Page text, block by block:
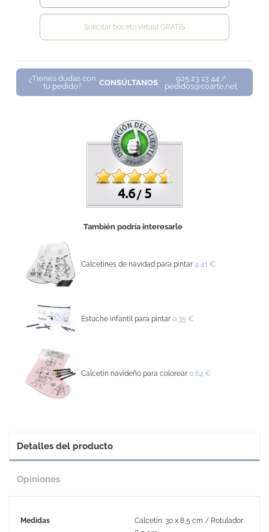
Solicitar boceto virtual GRATIS
¿Tienes dudas con
tu pedido?
CONSÚLTANOS
925 23 13 44 /
pedidos@coarte.net
4.6 /5
También podría interesarle
Calcetines de navidad para pintar 4,41 €
Estuche infantil para pintar 0,35 €
Calcetín navideño para colorear 0,64 €
Detalles del producto
Opiniones
Medidas
Calcetín: 30 x 8,5 cm / Rotulador: